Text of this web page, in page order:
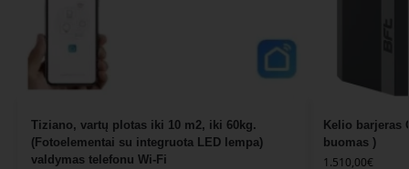
Tiziano, vartų plotas iki 10 m2, iki 60kg.
(Fotoelementai su integruota LED lempa)
valdymas telefonu Wi-Fi
Kelio barjeras
buomas )
1.510,00€